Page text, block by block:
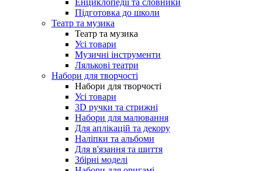
Енциклопедії та словники
Підготовка до школи
Театр та музика
Театр та музика
Усі товари
Музичні інструменти
Лялькові театри
Набори для творчості
Набори для творчості
Усі товари
3D ручки та стрижні
Набори для малювання
Для аплікацій та декору
Наліпки та альбоми
Для в'язання та шиття
Збірні моделі